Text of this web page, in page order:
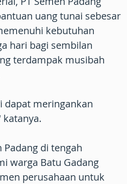
uang tunai sebesar
kebutuhan
hari bagi sembilan
terdampak musibah
dapat meringankan
Padang di tengah
warga Batu Gadang
perusahaan untuk